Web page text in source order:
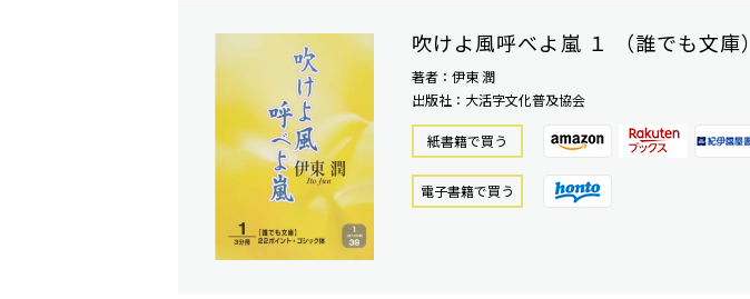
吹けよ風呼べよ嵐 １ （誰でも文庫）
著者：伊東 潤
出版社：大活字文化普及協会
紙書籍で買う
電⼦書籍で買う